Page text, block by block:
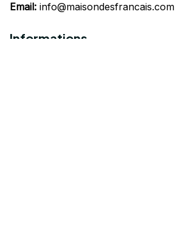
Email: info@maisondesfrancais.com
Informations